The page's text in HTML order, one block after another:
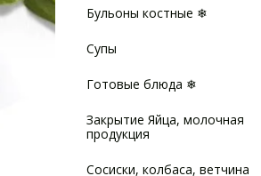
Бульоны костные ❄
Супы
Готовые блюда ❄
Закрытие Яйца, молочная
продукция
Сосиски, колбаса, ветчина